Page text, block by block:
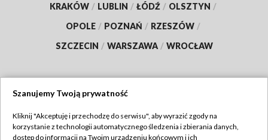
KRAKÓW / LUBLIN / ŁÓDŹ / OLSZTYN /
OPOLE / POZNAŃ / RZESZÓW /
SZCZECIN / WARSZAWA / WROCŁAW
TVP
Szanujemy Twoją prywatność
Kliknij "Akceptuję i przechodzę do serwisu", aby wyrazić zgody na
korzystanie z technologii automatycznego śledzenia i zbierania danych,
dostęp do informacji na Twoim urządzeniu końcowym i ich